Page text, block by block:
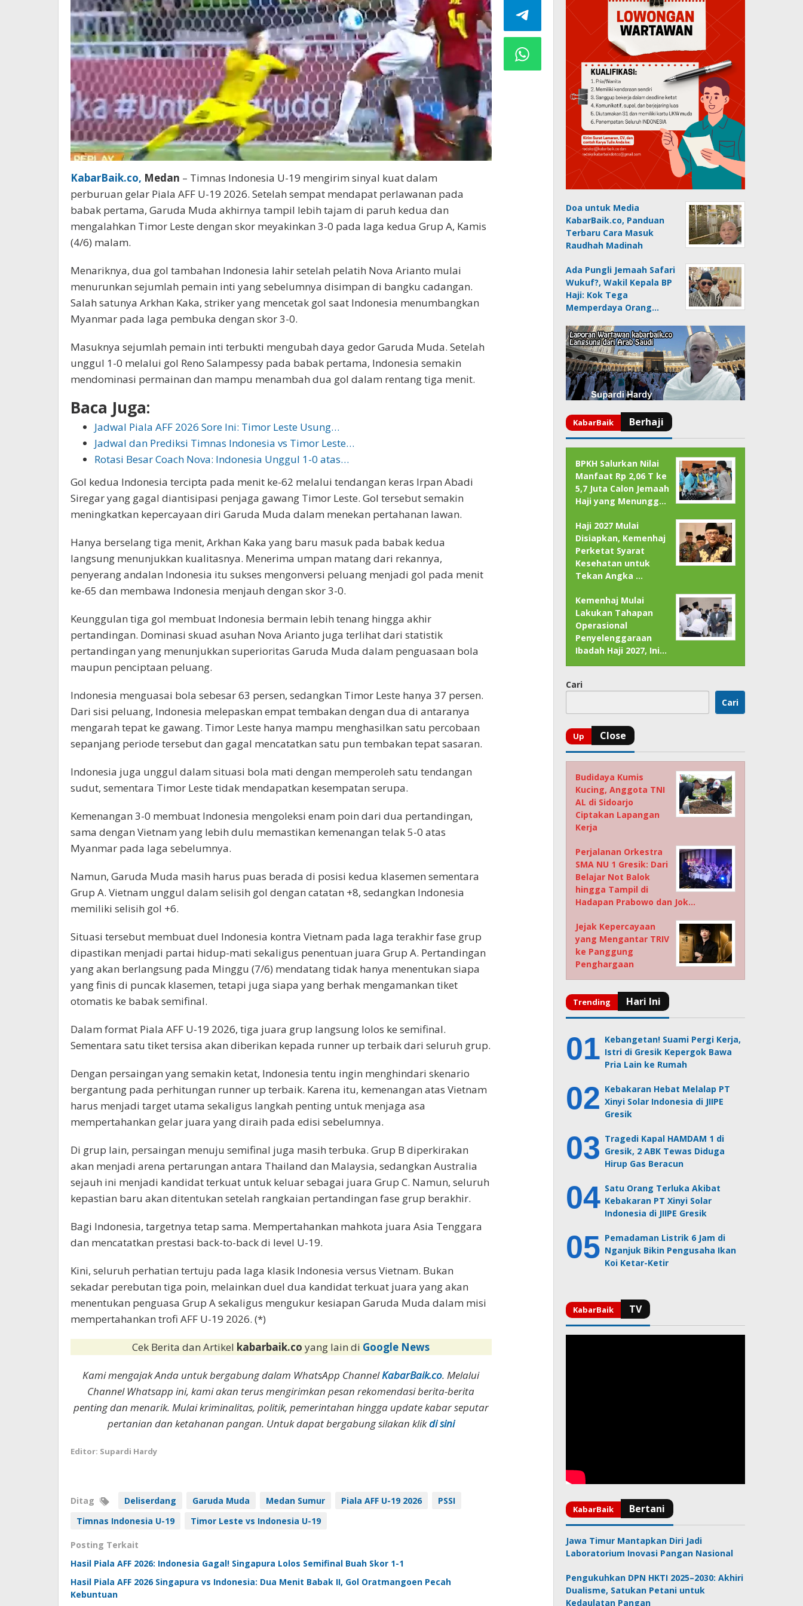
KabarBaik.co, Medan – Timnas Indonesia U-19 mengirim sinyal kuat dalam
perburuan gelar Piala AFF U-19 2026. Setelah sempat mendapat perlawanan pada
babak pertama, Garuda Muda akhirnya tampil lebih tajam di paruh kedua dan
mengalahkan Timor Leste dengan skor meyakinkan 3-0 pada laga kedua Grup A, Kamis
(4/6) malam.
Menariknya, dua gol tambahan Indonesia lahir setelah pelatih Nova Arianto mulai
menurunkan sejumlah pemain inti yang sebelumnya disimpan di bangku cadangan.
Salah satunya Arkhan Kaka, striker yang mencetak gol saat Indonesia menumbangkan
Myanmar pada laga pembuka dengan skor 3-0.
Masuknya sejumlah pemain inti terbukti mengubah daya gedor Garuda Muda. Setelah
unggul 1-0 melalui gol Reno Salampessy pada babak pertama, Indonesia semakin
mendominasi permainan dan mampu menambah dua gol dalam rentang tiga menit.
Baca Juga:
Jadwal Piala AFF 2026 Sore Ini: Timor Leste Usung…
Jadwal dan Prediksi Timnas Indonesia vs Timor Leste…
Rotasi Besar Coach Nova: Indonesia Unggul 1-0 atas…
Gol kedua Indonesia tercipta pada menit ke-62 melalui tendangan keras Irpan Abadi
Siregar yang gagal diantisipasi penjaga gawang Timor Leste. Gol tersebut semakin
meningkatkan kepercayaan diri Garuda Muda dalam menekan pertahanan lawan.
Hanya berselang tiga menit, Arkhan Kaka yang baru masuk pada babak kedua
langsung menunjukkan kualitasnya. Menerima umpan matang dari rekannya,
penyerang andalan Indonesia itu sukses mengonversi peluang menjadi gol pada menit
ke-65 dan membawa Indonesia menjauh dengan skor 3-0.
Keunggulan tiga gol membuat Indonesia bermain lebih tenang hingga akhir
pertandingan. Dominasi skuad asuhan Nova Arianto juga terlihat dari statistik
pertandingan yang menunjukkan superioritas Garuda Muda dalam penguasaan bola
maupun penciptaan peluang.
Indonesia menguasai bola sebesar 63 persen, sedangkan Timor Leste hanya 37 persen.
Dari sisi peluang, Indonesia melepaskan empat tembakan dengan dua di antaranya
mengarah tepat ke gawang. Timor Leste hanya mampu menghasilkan satu percobaan
sepanjang periode tersebut dan gagal mencatatkan satu pun tembakan tepat sasaran.
Indonesia juga unggul dalam situasi bola mati dengan memperoleh satu tendangan
sudut, sementara Timor Leste tidak mendapatkan kesempatan serupa.
Kemenangan 3-0 membuat Indonesia mengoleksi enam poin dari dua pertandingan,
sama dengan Vietnam yang lebih dulu memastikan kemenangan telak 5-0 atas
Myanmar pada laga sebelumnya.
Namun, Garuda Muda masih harus puas berada di posisi kedua klasemen sementara
Grup A. Vietnam unggul dalam selisih gol dengan catatan +8, sedangkan Indonesia
memiliki selisih gol +6.
Situasi tersebut membuat duel Indonesia kontra Vietnam pada laga terakhir fase grup
dipastikan menjadi partai hidup-mati sekaligus penentuan juara Grup A. Pertandingan
yang akan berlangsung pada Minggu (7/6) mendatang tidak hanya menentukan siapa
yang finis di puncak klasemen, tetapi juga siapa yang berhak mengamankan tiket
otomatis ke babak semifinal.
Dalam format Piala AFF U-19 2026, tiga juara grup langsung lolos ke semifinal.
Sementara satu tiket tersisa akan diberikan kepada runner up terbaik dari seluruh grup.
Dengan persaingan yang semakin ketat, Indonesia tentu ingin menghindari skenario
bergantung pada perhitungan runner up terbaik. Karena itu, kemenangan atas Vietnam
harus menjadi target utama sekaligus langkah penting untuk menjaga asa
mempertahankan gelar juara yang diraih pada edisi sebelumnya.
Di grup lain, persaingan menuju semifinal juga masih terbuka. Grup B diperkirakan
akan menjadi arena pertarungan antara Thailand dan Malaysia, sedangkan Australia
sejauh ini menjadi kandidat terkuat untuk keluar sebagai juara Grup C. Namun, seluruh
kepastian baru akan ditentukan setelah rangkaian pertandingan fase grup berakhir.
Bagi Indonesia, targetnya tetap sama. Mempertahankan mahkota juara Asia Tenggara
dan mencatatkan prestasi back-to-back di level U-19.
Kini, seluruh perhatian tertuju pada laga klasik Indonesia versus Vietnam. Bukan
sekadar perebutan tiga poin, melainkan duel dua kandidat terkuat juara yang akan
menentukan penguasa Grup A sekaligus mengukur kesiapan Garuda Muda dalam misi
mempertahankan trofi AFF U-19 2026. (*)
Cek Berita dan Artikel kabarbaik.coyang lain di Google News
Kami mengajak Anda untuk bergabung dalam WhatsApp ChannelKabarBaik.co. Melalui
Channel Whatsapp ini, kami akan terus mengirimkan pesan rekomendasi berita-berita
penting dan menarik. Mulai kriminalitas, politik, pemerintahan hingga update kabar seputar
pertanian dan ketahanan pangan. Untuk dapat bergabung silakan klikdi sini
Editor: Supardi Hardy
Ditag Deliserdang Garuda Muda Medan Sumur Piala AFF U-19 2026
PSSI
Timnas Indonesia U-19
Timor Leste vs Indonesia U-19
Posting Terkait
Hasil Piala AFF 2026: Indonesia Gagal! Singapura Lolos Semifinal Buah Skor 1-1
Hasil Piala AFF 2026 Singapura vs Indonesia: Dua Menit Babak II, Gol Oratmangoen Pecah
Kebuntuan
Doa untuk Media
KabarBaik.co, Panduan
Terbaru Cara Masuk
Raudhah Madinah
Ada Pungli Jemaah Safari
Wukuf?, Wakil Kepala BP
Haji: Kok Tega
Memperdaya Orang…
BPKH Salurkan Nilai
Manfaat Rp 2,06 T ke
5,7 Juta Calon Jemaah
Haji yang Menungg…
Haji 2027 Mulai
Disiapkan, Kemenhaj
Perketat Syarat
Kesehatan untuk
Tekan Angka …
Kemenhaj Mulai
Lakukan Tahapan
Operasional
Penyelenggaraan
Ibadah Haji 2027, Ini…
Cari
Cari
Budidaya Kumis
Kucing, Anggota TNI
AL di Sidoarjo
Ciptakan Lapangan
Kerja
Perjalanan Orkestra
SMA NU 1 Gresik: Dari
Belajar Not Balok
hingga Tampil di
Hadapan Prabowo dan Jok…
Jejak Kepercayaan
yang Mengantar TRIV
ke Panggung
Penghargaan
Kebangetan! Suami Pergi Kerja,
Istri di Gresik Kepergok Bawa
Pria Lain ke Rumah
Kebakaran Hebat Melalap PT
Xinyi Solar Indonesia di JIIPE
Gresik
Tragedi Kapal HAMDAM 1 di
Gresik, 2 ABK Tewas Diduga
Hirup Gas Beracun
Satu Orang Terluka Akibat
Kebakaran PT Xinyi Solar
Indonesia di JIIPE Gresik
Pemadaman Listrik 6 Jam di
Nganjuk Bikin Pengusaha Ikan
Koi Ketar-Ketir
Jawa Timur Mantapkan Diri Jadi
Laboratorium Inovasi Pangan Nasional
Pengukuhkan DPN HKTI 2025–2030: Akhiri
Dualisme, Satukan Petani untuk
Kedaulatan Pangan